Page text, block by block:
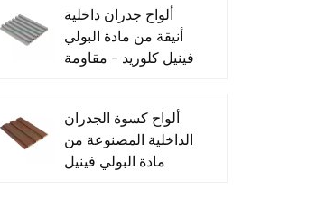
ألواح جدران داخلية
أنيقة من مادة البولي
فينيل كلوريد - مقاومة
ألواح كسوة الجدران
الداخلية المصنوعة من
مادة البولي فينيل